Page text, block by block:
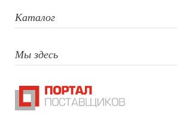
гравировка,
Каталог
Мы здесь